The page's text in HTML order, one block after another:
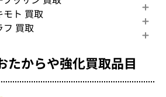
モト 買取
フ 買取
たからや強化買取品目